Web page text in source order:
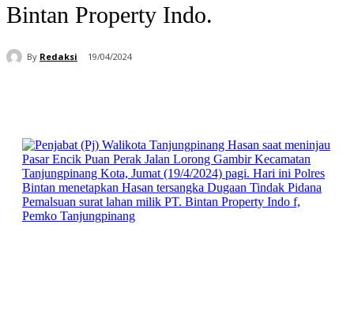
Bintan Property Indo.
By Redaksi 19/04/2024